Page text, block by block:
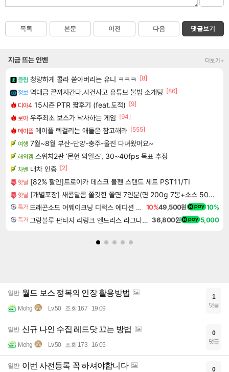
목록 본문 이전 다음 댓글보기
지금 뜨는 인벤 더보기+
클립 청량하게 콜라 쏟아버리는 유니 ㅋㅋㅋ
[8]
정보 역대급 끝까지간다.사건사고 유튜브 불법 소개팅 [86]
디아4 15시즌 PTR 짧후기 (feat.도적) [9]
로아 우주최초 보스가 낙사하는 게임 [94]
메이플 메이플 렉걸리는 애들은 참고해라 [555]
여행 7월~8월 부산-단양-충주-울진 다녀왔어요~
해외겜 스위치2판 ‘몬헌 와일즈’, 30~40fps 목표 추정
차벤 내차 인증 [2]
핫딜 [82% 할인]트로이카 데스크 볼펜 스탠드 세트 PST11/TI
핫딜 [개별포장] 새콤달콤 쫄깃한 쫄면 7인분(면 200g 7봉+소스 50g 7봉)
특가 드래곤소드 어웨이크닝 디럭스 에디션 DragonSword Awakening Deluxe Edition 10%49,500원 10%
특가 그랑블루 판타지 리링크 엔드리스 라그나로크 업그레이드 킷 Granblue Fantasy Relink Endless Ragnarok Upgrade Kit DLC 36,800원 5,000
일반 월드 보스 정복의 인장 활용방법
Mohg Lv.50 조회 167 19:09
1
댓글
일반 신규 나인 수집 레드닷 끄는 방법
Mohg Lv.50 조회 173 16:05
0
댓글
일반 이번 사전등록 꼭 하셔야합니다 0